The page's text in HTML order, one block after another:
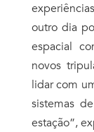
outro dia
espacial
novos
lidar com
sistemas
estação”,